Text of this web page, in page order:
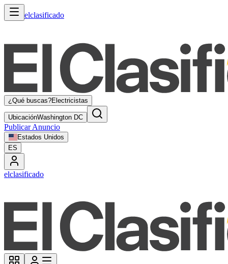
elclasificado
¿Qué buscas?Electricistas
UbicaciónWashington DC
Publicar Anuncio
Estados Unidos
ES
elclasificado